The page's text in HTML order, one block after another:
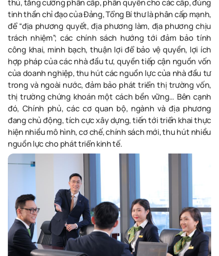
thủ, tăng cường phân cấp, phân quyền cho các cấp, đúng
tinh thần chỉ đạo của Đảng, Tổng Bí thư là phân cấp mạnh,
để “địa phương quyết, địa phương làm, địa phương chịu
trách nhiệm”; các chính sách hướng tới đảm bảo tính
công khai, minh bạch, thuận lợi để bảo vệ quyền, lợi ích
hợp pháp của các nhà đầu tư, quyền tiếp cận nguồn vốn
của doanh nghiệp, thu hút các nguồn lực của nhà đầu tư
trong và ngoài nước, đảm bảo phát triển thị trường vốn,
thị trường chứng khoán một cách bền vững… Bên cạnh
đó, Chính phủ, các cơ quan bộ, ngành và địa phương
đang chủ động, tích cực xây dựng, tiến tới triển khai thực
hiện nhiều mô hình, cơ chế, chính sách mới, thu hút nhiều
nguồn lực cho phát triển kinh tế.